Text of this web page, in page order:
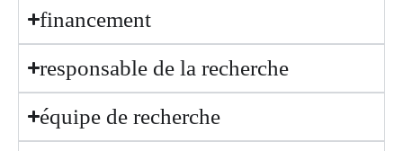
financement
responsable de la recherche
équipe de recherche